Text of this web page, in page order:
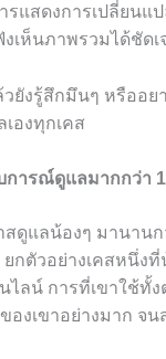
รแสดงการเปลี่ยนแ
เห็นภาพรวมได้ชัดเ
ยังรู้สึกมึนๆ หรืออย
องทุกเคส
ารณ์ดูแลมากกว่า
ดูแลน้องๆ มานาน
ยกตัวอย่างเคสหนึ่
ไลน์ การที่เขาใช้ทั้
องเขาอย่างมาก จ